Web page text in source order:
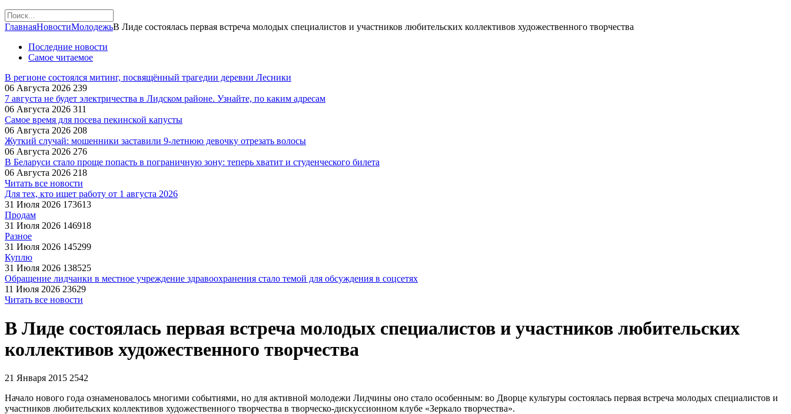
ГлавнаяНовостиМолодежьВ Лиде состоялась первая встреча молодых специалистов и участников любительских коллективов художественного творчества
Последние новости
Самое читаемое
В регионе состоялся митинг, посвящённый трагедии деревни Лесники
06 Августа 2026 239
7 августа не будет электричества в Лидском районе. Узнайте, по каким адресам
06 Августа 2026 311
Самое время для посева пекинской капусты
06 Августа 2026 208
Жуткий случай: мошенники заставили 9‑летнюю девочку отрезать волосы
06 Августа 2026 276
В Беларуси стало проще попасть в пограничную зону: теперь хватит и студенческого билета
06 Августа 2026 218
Читать все новости
Для тех, кто ищет работу от 1 августа 2026
31 Июля 2026 173613
Продам
31 Июля 2026 146918
Разное
31 Июля 2026 145299
Куплю
31 Июля 2026 138525
Обращение лидчанки в местное учреждение здравоохранения стало темой для обсуждения в соцсетях
11 Июля 2026 23629
Читать все новости
В Лиде состоялась первая встреча молодых специалистов и участников любительских
коллективов художественного творчества
21 Января 2015 2542
Начало нового года ознаменовалось многими событиями, но для активной молодежи Лидчины оно стало особенным: во Дворце культуры состоялась первая встреча молодых специалистов и
участников любительских коллективов художественного творчества в творческо-дискуссионном клубе «Зеркало творчества».